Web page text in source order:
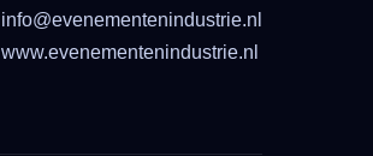
info@evenementenindustrie.nl
www.evenementenindustrie.nl